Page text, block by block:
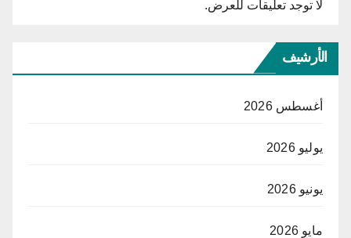
لا توجد تعليقات للعرض.
الأرشيف
أغسطس 2026
يوليو 2026
يونيو 2026
مايو 2026